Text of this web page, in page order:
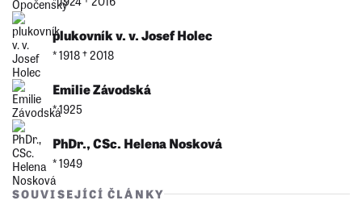
plukovník v. v. Josef Holec
* 1918 †︎ 2018
Emilie Závodská
* 1925
PhDr., CSc. Helena Nosková
* 1949
SOUVISEJÍCÍ ČLÁNKY